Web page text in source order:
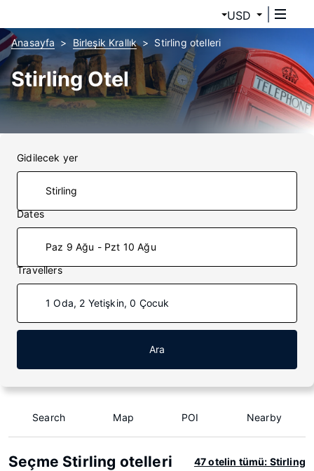
USD
Anasayfa Birleşik Krallık Stirling otelleri
Stirling Otel
Gidilecek yer
Dates
Paz 9 Ağu - Pzt 10 Ağu
Travellers
1 Oda, 2 Yetişkin, 0 Çocuk
Ara
Search Map POI Nearby
Seçme Stirling otelleri 47 otelin tümü: Stirling